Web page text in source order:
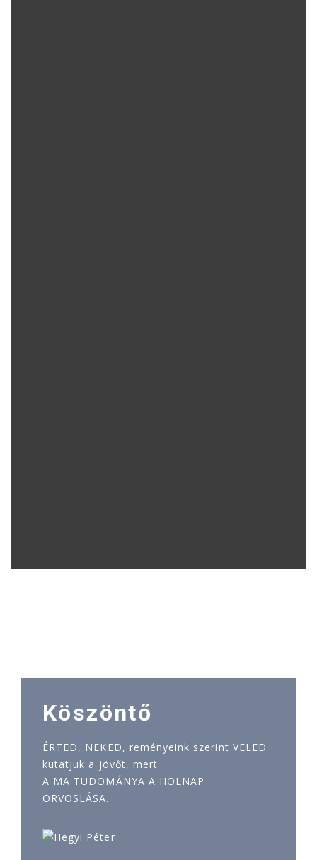
Köszöntő
ÉRTED, NEKED, reményeink szerint VELED
kutatjuk a jövőt, mert
A MA TUDOMÁNYA A HOLNAP
ORVOSLÁSA.